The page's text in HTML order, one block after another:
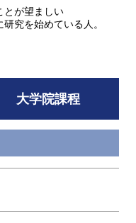
とが望ましい
究を始めている人。
大学院課程